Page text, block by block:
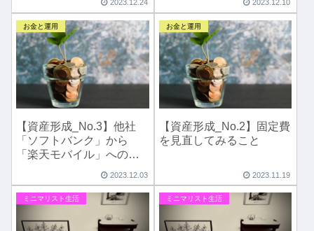
2023.12.24 2023.12.10
お金と運用
【資産形成_No.3】他社
「ソフトバンク」から
「楽天モバイル」への乗
り換え手順の紹介
2023.12.03
お金と運用
【資産形成_No.2】固定費
を見直してみること
2023.11.19
ミニマリスト生活 ミニマリスト生活